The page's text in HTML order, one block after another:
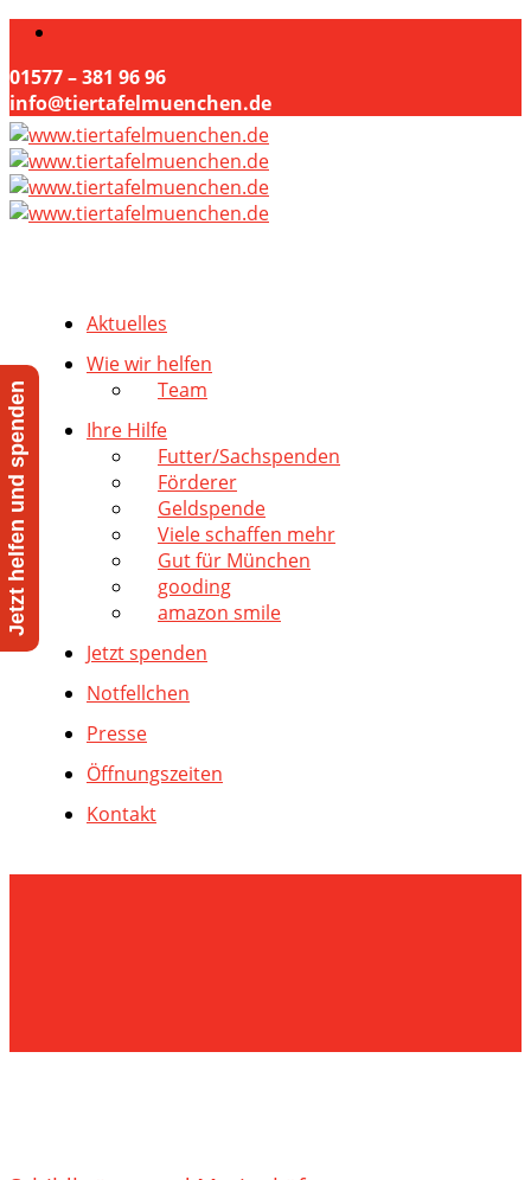
01577 – 381 96 96
info@tiertafelmuenchen.de
Aktuelles
Wie wir helfen
Team
Ihre Hilfe
Futter/Sachspenden
Förderer
Geldspende
Viele schaffen mehr
Gut für München
gooding
amazon smile
Jetzt spenden
Notfellchen
Presse
Öffnungszeiten
Kontakt
Jetzt helfen und spenden